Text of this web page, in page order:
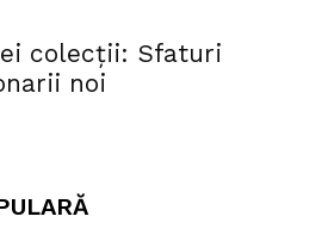
colecții: Sfaturi
noi